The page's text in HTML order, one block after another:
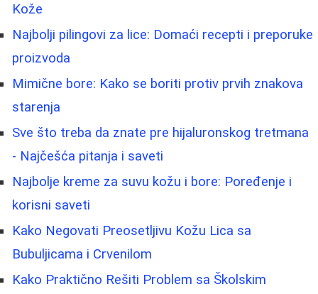
Kože
Najbolji pilingovi za lice: Domaći recepti i preporuke
proizvoda
Mimične bore: Kako se boriti protiv prvih znakova
starenja
Sve što treba da znate pre hijaluronskog tretmana
- Najčešća pitanja i saveti
Najbolje kreme za suvu kožu i bore: Poređenje i
korisni saveti
Kako Negovati Preosetljivu Kožu Lica sa
Bubuljicama i Crvenilom
Kako Praktično Rešiti Problem sa Školskim